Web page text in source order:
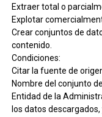
Extraer total o
Explotar
Crear conjuntos de
contenido.
Condiciones:
Citar la fuente de
Nombre del conjunto
Entidad de la
los datos